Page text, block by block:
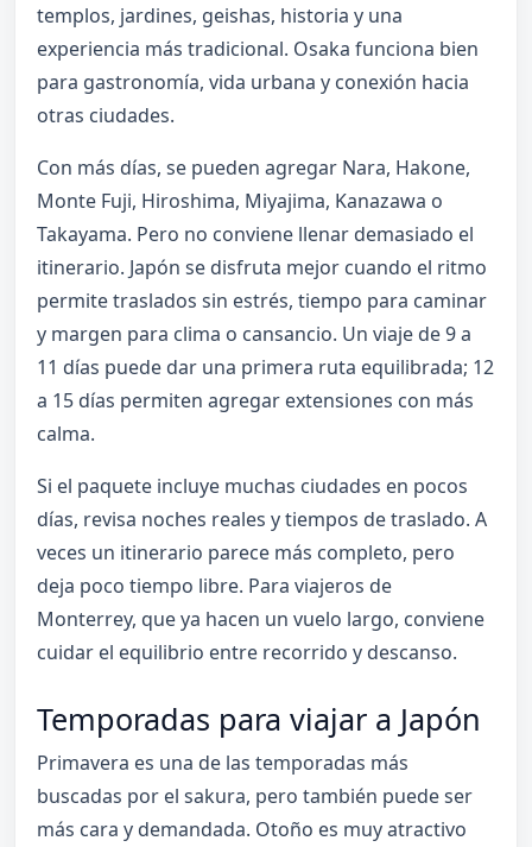
templos, jardines, geishas, historia y una
experiencia más tradicional. Osaka funciona bien
para gastronomía, vida urbana y conexión hacia
otras ciudades.
Con más días, se pueden agregar Nara, Hakone,
Monte Fuji, Hiroshima, Miyajima, Kanazawa o
Takayama. Pero no conviene llenar demasiado el
itinerario. Japón se disfruta mejor cuando el ritmo
permite traslados sin estrés, tiempo para caminar
y margen para clima o cansancio. Un viaje de 9 a
11 días puede dar una primera ruta equilibrada; 12
a 15 días permiten agregar extensiones con más
calma.
Si el paquete incluye muchas ciudades en pocos
días, revisa noches reales y tiempos de traslado. A
veces un itinerario parece más completo, pero
deja poco tiempo libre. Para viajeros de
Monterrey, que ya hacen un vuelo largo, conviene
cuidar el equilibrio entre recorrido y descanso.
Temporadas para viajar a Japón
Primavera es una de las temporadas más
buscadas por el sakura, pero también puede ser
más cara y demandada. Otoño es muy atractivo